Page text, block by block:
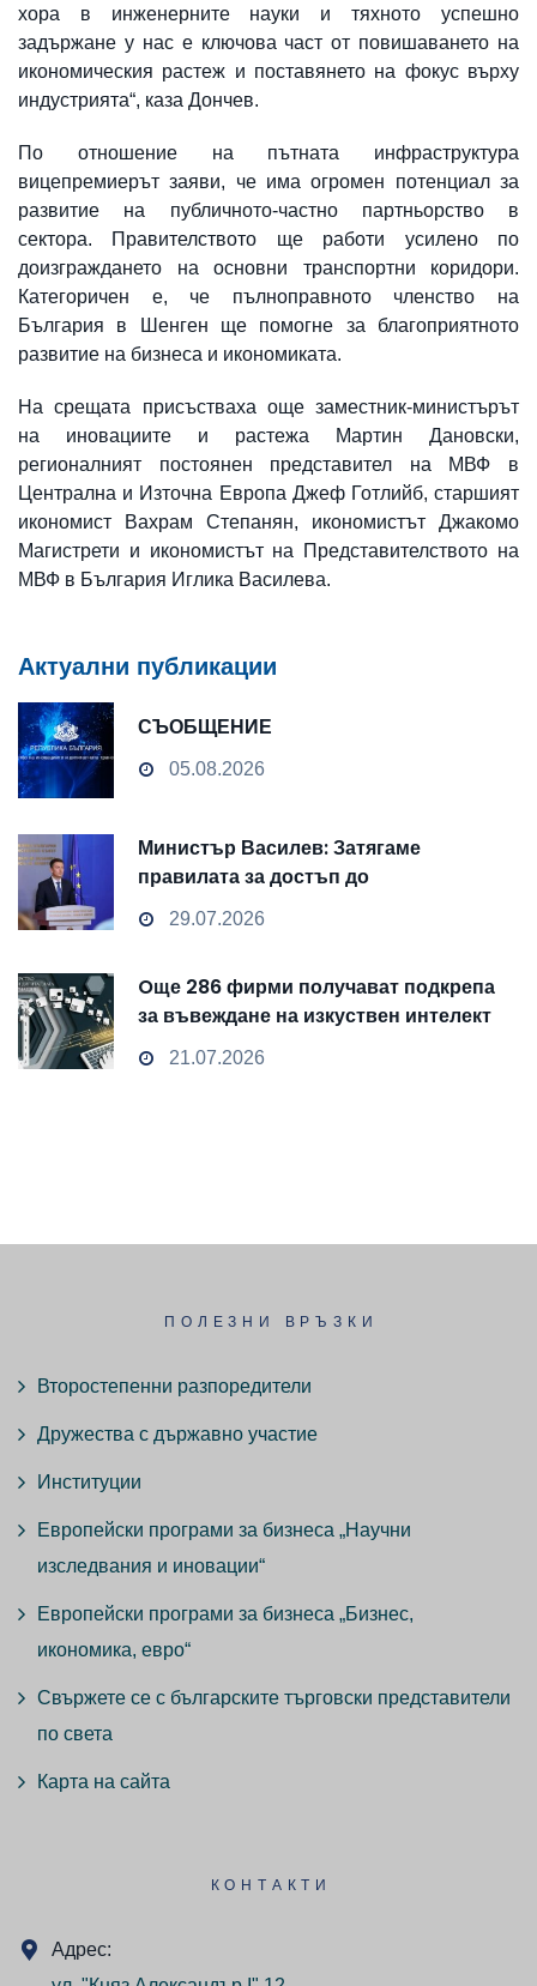
хора в инженерните науки и тяхното успешно
задържане у нас е ключова част от повишаването на
икономическия растеж и поставянето на фокус върху
индустрията“, каза Дончев.
По отношение на пътната инфраструктура
вицепремиерът заяви, че има огромен потенциал за
развитие на публичното-частно партньорство в
сектора. Правителството ще работи усилено по
доизграждането на основни транспортни коридори.
Категоричен е, че пълноправното членство на
България в Шенген ще помогне за благоприятното
развитие на бизнеса и икономиката.
На срещата присъстваха още заместник-министърът
на иновациите и растежа Мартин Дановски,
регионалният постоянен представител на МВФ в
Централна и Източна Европа Джеф Готлийб, старшият
икономист Вахрам Степанян, икономистът Джакомо
Магистрети и икономистът на Представителството на
МВФ в България Иглика Василева.
Актуални публикации
СЪОБЩЕНИЕ
05.08.2026
Министър Василев: Затягаме
правилата за достъп до
чувствителни данни
29.07.2026
Oще 286 фирми получават подкрепа
за въвеждане на изкуствен интелект
и облачни технологии
21.07.2026
ПОЛЕЗНИ ВРЪЗКИ
Второстепенни разпоредители
Дружества с държавно участие
Институции
Европейски програми за бизнеса „Научни
изследвания и иновации“
Европейски програми за бизнеса „Бизнес,
икономика, евро“
Свържете се с българските търговски представители
по света
Карта на сайта
КОНТАКТИ
Адрес: